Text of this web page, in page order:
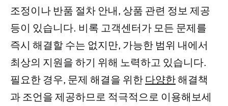
조정이나 반품 절차 안내, 상품 관련 정보 제공
등이 있습니다. 비록 고객센터가 모든 문제를
즉시 해결할 수는 없지만, 가능한 범위 내에서
최상의 지원을 하기 위해 노력하고 있습니다.
필요한 경우, 문제 해결을 위한 다양한해결책
과 조언을 제공하므로 적극적으로 이용해보세